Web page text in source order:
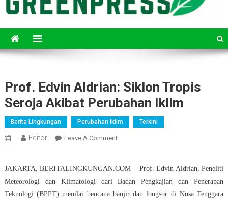
Prof. Edvin Aldrian: Siklon Tropis
Seroja Akibat Perubahan Iklim
Berita Lingkungan Perubahan Iklim Terkini
Editor Leave A CommentOn
Aldrian:
Siklon
Tropis
JAKARTA, BERITALINGKUNGAN.COM – Prof. Edvin Aldrian, Peneliti
Meteorologi dan Klimatologi dari Badan Pengkajian dan Penerapan
Teknologi (BPPT) menilai bencana banjir dan longsor di Nusa Tenggara